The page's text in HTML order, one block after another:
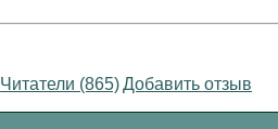
Читатели (865)Добавить отзыв